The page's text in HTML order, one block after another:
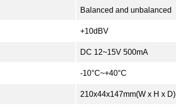
Balanced and unbalanced
+10dBV
DC 12~15V 500mA
-10°C~+40°C
210x44x147mm(W x H x D)